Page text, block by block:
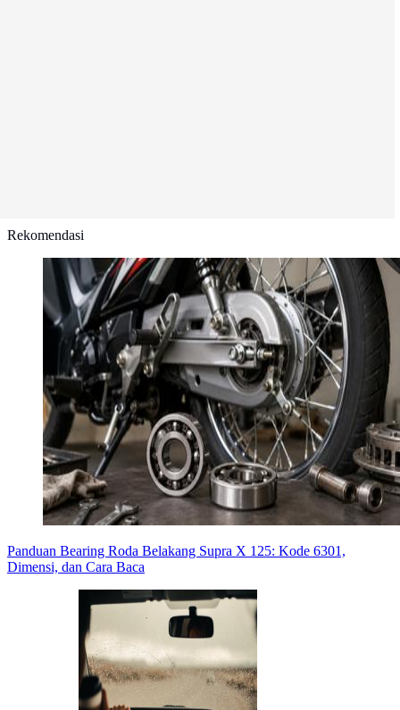
Rekomendasi
Panduan Bearing Roda Belakang Supra X 125: Kode 6301,
Dimensi, dan Cara Baca